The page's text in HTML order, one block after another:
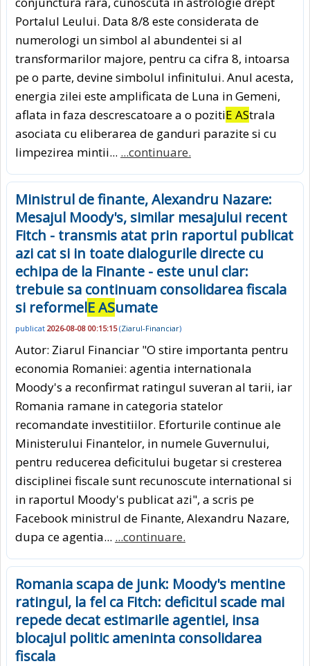
Portalul Leului. Data 8/8 este considerata de
numerologi un simbol al abundentei si al
transformarilor majore, pentru ca cifra 8, intoarsa
pe o parte, devine simbolul infinitului. Anul acesta,
energia zilei este amplificata de Luna in Gemeni,
aflata in faza descrescatoare a o pozitiE AStrala
asociata cu eliberarea de ganduri parazite si cu
limpezirea mintii... ...continuare.
Ministrul de finante, Alexandru Nazare:
Mesajul Moody's, similar mesajului recent
Fitch - transmis atat prin raportul publicat
azi cat si in toate dialogurile directe cu
echipa de la Finante - este unul clar:
trebuie sa continuam consolidarea fiscala
si reformelE ASumate
publicat 2026-08-08 00:15:15(Ziarul-Financiar)
Autor: Ziarul Financiar "O stire importanta pentru
economia Romaniei: agentia internationala
Moody's a reconfirmat ratingul suveran al tarii, iar
Romania ramane in categoria statelor
recomandate investitiilor. Eforturile continue ale
Ministerului Finantelor, in numele Guvernului,
pentru reducerea deficitului bugetar si cresterea
disciplinei fiscale sunt recunoscute international si
in raportul Moody's publicat azi", a scris pe
Facebook ministrul de Finante, Alexandru Nazare,
dupa ce agentia... ...continuare.
Romania scapa de junk: Moody's mentine
ratingul, la fel ca Fitch: deficitul scade mai
repede decat estimarile agentiei, insa
blocajul politic ameninta consolidarea
fiscala